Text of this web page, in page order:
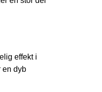
effekt i
en dyb